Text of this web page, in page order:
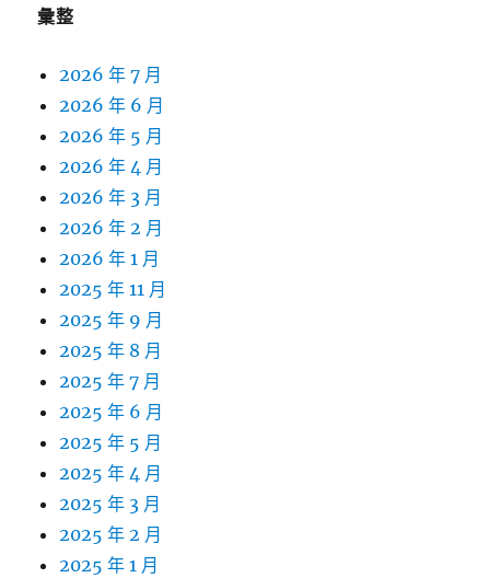
彙整
2026 年 7 月
2026 年 6 月
2026 年 5 月
2026 年 4 月
2026 年 3 月
2026 年 2 月
2026 年 1 月
2025 年 11 月
2025 年 9 月
2025 年 8 月
2025 年 7 月
2025 年 6 月
2025 年 5 月
2025 年 4 月
2025 年 3 月
2025 年 2 月
2025 年 1 月